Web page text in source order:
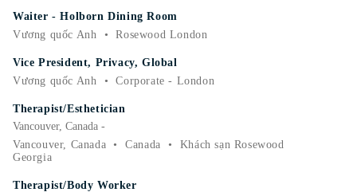
Waiter - Holborn Dining Room
Vương quốc Anh
• Rosewood London
Vice President, Privacy, Global
Vương quốc Anh
• Corporate - London
Therapist/Esthetician
Vancouver, Canada -
Vancouver, Canada • Canada •
Khách sạn Rosewood
Georgia
Therapist/Body Worker